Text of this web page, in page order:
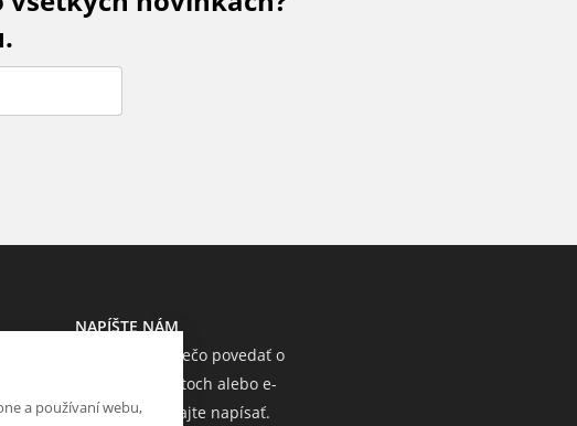
NAPÍŠTE NÁM
Chcete nám niečo povedať o
našich produktoch alebo e-
shope? Neváhajte napísať.
a používaní webu,